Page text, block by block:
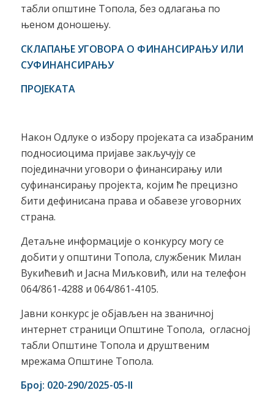
табли општине Топола, без одлагања по
њеном доношењу.
СКЛАПАЊЕ УГОВОРА О ФИНАНСИРАЊУ ИЛИ
СУФИНАНСИРАЊУ
ПРОЈЕКАТА
Након Одлуке о избору пројеката са изабраним
подносиоцима пријаве закључују се
појединачни уговори о финансирању или
суфинансирању пројекта, којим ће прецизно
бити дефинисана права и обавезе уговорних
страна.
Детаљне информације о конкурсу могу се
добити у општини Топола, службеник Милан
Вукићевић и Јасна Миљковић, или на телефон
064/861-4288 и 064/861-4105.
Јавни конкурс је објављен на званичној
интернет страници Општине Топола, огласној
табли Општине Топола и друштвеним
мрежама Општине Топола.
Број: 020-290/2025-05-II